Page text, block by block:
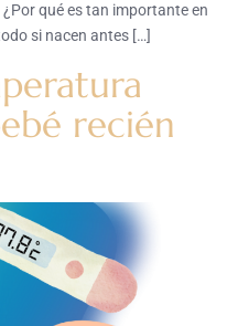
qué es tan importante en
si nacen antes […]
recién